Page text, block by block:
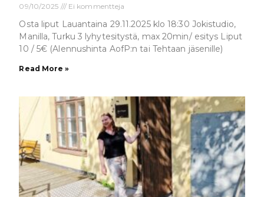
09/10/2025 Ei kommentteja
Osta liput Lauantaina 29.11.2025 klo 18:30 Jokistudio,
Manilla, Turku 3 lyhytesitystä, max 20min/ esitys Liput
10 / 5€ (Alennushinta AofP:n tai Tehtaan jäsenille)
Read More »